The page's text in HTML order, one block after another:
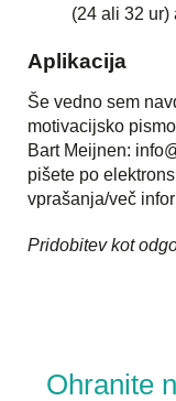
(24 ali 32 ur)
Aplikacija
Še vedno sem
motivacijsko
Bart Meijnen:
pišete po
vprašanja/več
Pridobitev kot
Ohranite